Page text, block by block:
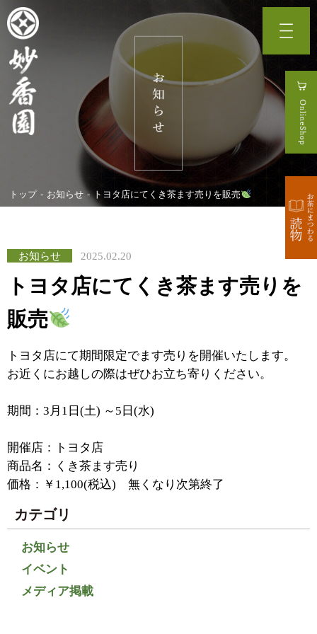
トップ お知らせ トヨタ店にてくき茶ます売りを販売
お知らせ 2025.02.20
トヨタ店にてくき茶ます売りを
販売
トヨタ店にて期間限定でます売りを開催いたします。
お近くにお越しの際はぜひお立ち寄りください。
期間：3月1日(土) ～5日(水)
開催店：トヨタ店
商品名：くき茶ます売り
価格：￥1,100(税込) 無くなり次第終了
カテゴリ
お知らせ
イベント
メディア掲載